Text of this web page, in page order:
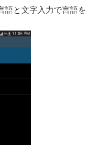
語と文字入力で言語を